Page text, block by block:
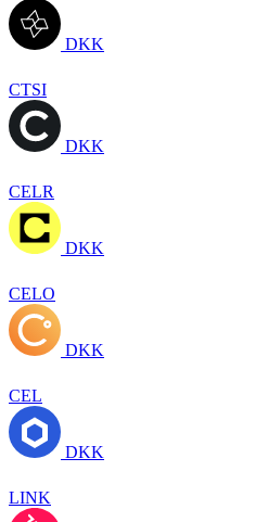
DKK
CTSI
DKK
CELR
DKK
CELO
DKK
CEL
DKK
LINK